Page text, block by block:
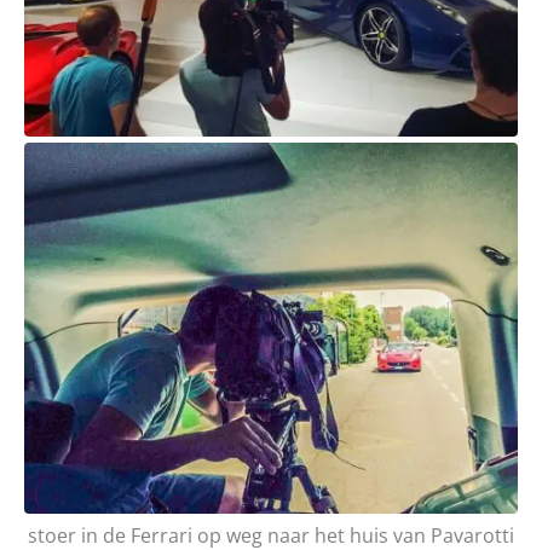
stoer in de Ferrari op weg naar het huis van Pavarotti